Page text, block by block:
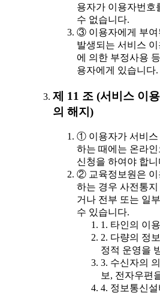
용자가 이용자번호
수 없습니다.
③ 이용자에게 부여
발생되는 서비스
에 의한 부정사용
용자에게 있습니다.
제 11 조 (서비스 이
의 해지)
① 이용자가 서비스
하는 때에는 온라
신청을 하여야 합니
② 교육정보원은 이
하는 경우 사전통
거나 전부 또는 일
수 있습니다.
1. 타인의 이
2. 다량의 정
정적 운영을
3. 수신자의
보, 전자우편
4. 정보통신